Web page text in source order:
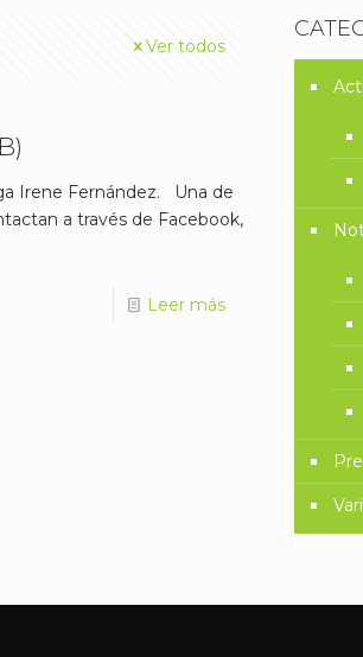
Ver todos
Irene Fernández. Una de
a través de Facebook,
Leer más